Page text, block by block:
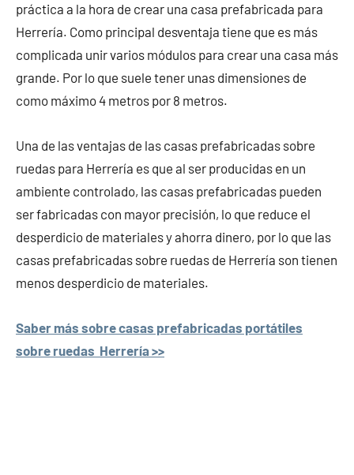
práctica a la hora de crear una casa prefabricada para
Herrería. Como principal desventaja tiene que es más
complicada unir varios módulos para crear una casa más
grande. Por lo que suele tener unas dimensiones de
como máximo 4 metros por 8 metros.
Una de las ventajas de las casas prefabricadas sobre
ruedas para Herrería es que al ser producidas en un
ambiente controlado, las casas prefabricadas pueden
ser fabricadas con mayor precisión, lo que reduce el
desperdicio de materiales y ahorra dinero, por lo que las
casas prefabricadas sobre ruedas de Herrería son tienen
menos desperdicio de materiales.
Saber más sobre casas prefabricadas portátiles
sobre ruedas Herrería >>